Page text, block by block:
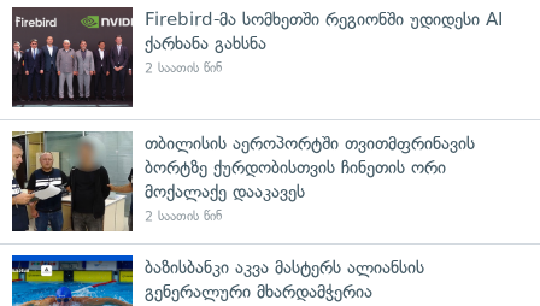
Firebird-მა სომხეთში რეგიონში უდიდესი AI
ქარხანა გახსნა
2 საათის წინ
თბილისის აეროპორტში თვითმფრინავის
ბორტზე ქურდობისთვის ჩინეთის ორი
მოქალაქე დააკავეს
2 საათის წინ
ბაზისბანკი აკვა მასტერს ალიანსის
გენერალური მხარდამჭერია